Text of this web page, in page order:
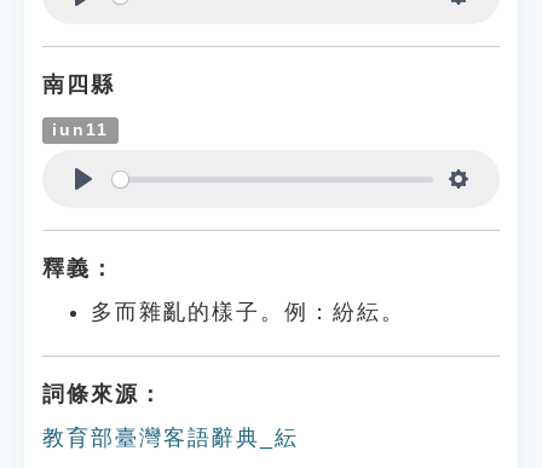
南四縣
iun11
釋義：
多而雜亂的樣子。例：紛紜。
詞條來源：
教育部臺灣客語辭典_紜